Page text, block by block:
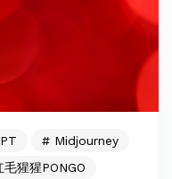
Midjourney
毛猩猩PONGO